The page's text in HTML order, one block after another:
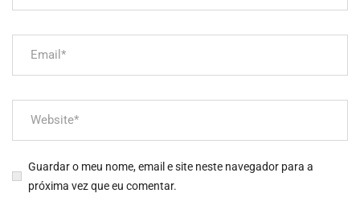
Guardar o meu nome, email e site neste navegador para a
próxima vez que eu comentar.